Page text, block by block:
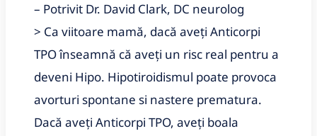
– Potrivit Dr. David Clark, DC neurolog
> Ca viitoare mamă, dacă aveți Anticorpi
TPO înseamnă că aveți un risc real pentru a
deveni Hipo. Hipotiroidismul poate provoca
avorturi spontane si nastere prematura.
Dacă aveți Anticorpi TPO, aveți boala